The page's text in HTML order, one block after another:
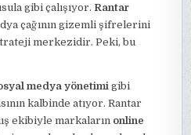
gibi çalışıyor. Rantar
çağının gizemli şifrelerini
merkezidir. Peki, bu
medya yönetimi gibi
kalbinde atıyor. Rantar
ekibiyle markaların online